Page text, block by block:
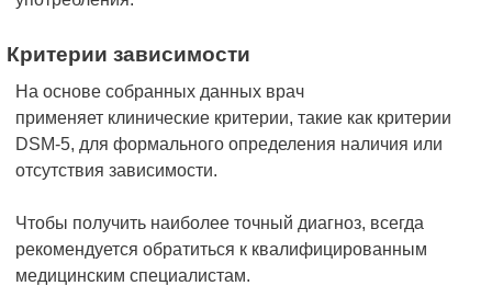
Критерии зависимости
На основе собранных данных врач
применяет клинические критерии, такие как критерии
DSM-5, для формального определения наличия или
отсутствия зависимости.
Чтобы получить наиболее точный диагноз, всегда
рекомендуется обратиться к квалифицированным
медицинским специалистам.